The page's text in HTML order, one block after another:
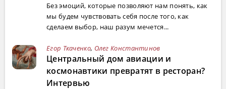
Без эмоций, которые позволяют нам понять, как
мы будем чувствовать себя после того, как
сделаем выбор, наш разум мечется...
Егор Ткаченко, Олег Константинов
Центральный дом авиации и
космонавтики превратят в ресторан?
Интервью